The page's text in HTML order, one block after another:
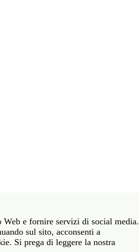
· f 212 751 7220
e fornire servizi di social media.
sul sito, acconsenti a
Si prega di leggere la nostra